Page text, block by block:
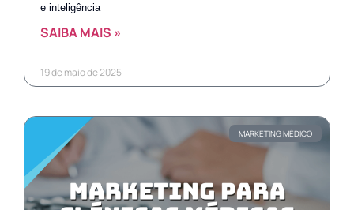
e inteligência
SAIBA MAIS »
19 de maio de 2025
MARKETING MÉDICO